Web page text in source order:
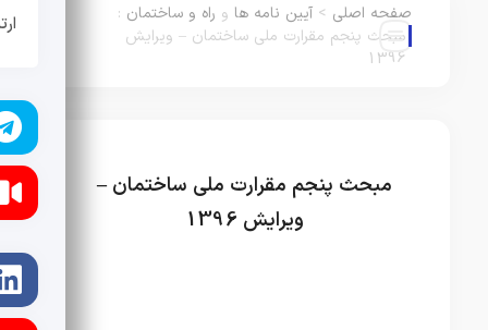
صفحه اصلی > آیین نامه ها و راه و ساختمان :
مبحث پنجم مقرارت ملی ساختمان – ویرایش
1396
مبحث پنجم مقرارت ملی ساختمان –
ویرایش 1396